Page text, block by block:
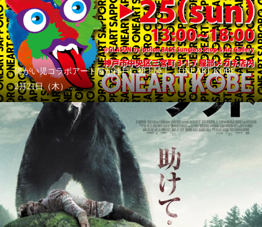
障がい児コラボアート展が神戸に初上陸！「ONEART KOBE」
2月21日（木）...